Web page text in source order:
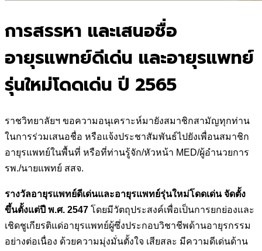
การสรรหา และเสนอชื่อ
อายุรแพทย์ดีเด่น และอายุรแพทย์
รุ่นใหม่โดดเด่น ปี 2565
ราชวิทยาลัยฯ ขอความอนุเคราะห์มายังสมาชิกสามัญทุกท่าน
ในการร่วมเสนอชื่อ หรือแจ้งประชาสัมพันธ์ไปยังเพื่อนสมาชิก
อายุรแพทย์ในพื้นที่ หรือที่ท่านรู้จัก/หัวหน้า MED/ผู้อำนวยการ
รพ./นายแพทย์ สสจ.
รางวัลอายุรแพทย์ดีเด่นและอายุรแพทย์รุ่นใหม่โดดเด่น จัดตั้ง
ขึ้นตั้งแต่ปี พ.ศ. 2547 โดยมีวัตถุประสงค์เพื่อเป็นการยกย่องและ
เชิดชูเกียรติแด่อายุรแพทย์ผู้ซึ่งประกอบวิชาชีพด้านอายุรกรรม
อย่างต่อเนื่อง ด้วยความมุ่งมั่นตั้งใจ เสียสละ มีความดีเด่นด้าน